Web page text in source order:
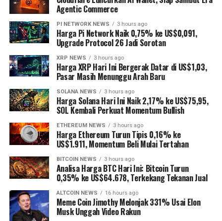
Agentic Commerce
PI NETWORK NEWS 3 hours ago
Harga Pi Network Naik 0,75% ke US$0,091,
Upgrade Protocol 26 Jadi Sorotan
XRP NEWS 3 hours ago
Harga XRP Hari Ini Bergerak Datar di US$1,03,
Pasar Masih Menunggu Arah Baru
SOLANA NEWS 3 hours ago
Harga Solana Hari Ini Naik 2,17% ke US$75,95,
SOL Kembali Perkuat Momentum Bullish
ETHEREUM NEWS 3 hours ago
Harga Ethereum Turun Tipis 0,16% ke
US$1.911, Momentum Beli Mulai Tertahan
BITCOIN NEWS 3 hours ago
Analisa Harga BTC Hari Ini: Bitcoin Turun
0,35% ke US$64.678, Terkekang Tekanan Jual
ALTCOIN NEWS 16 hours ago
Meme Coin Jimothy Melonjak 331% Usai Elon
Musk Unggah Video Rakun